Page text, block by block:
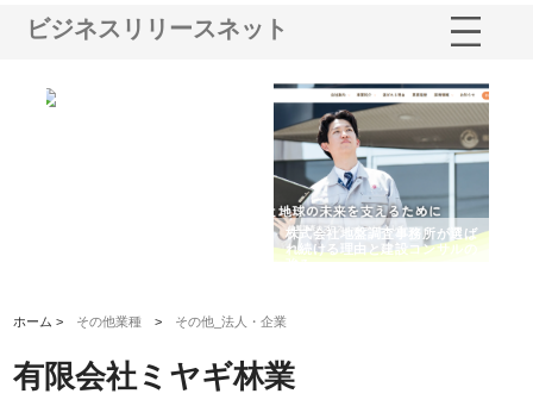
ビジネスリリースネット
株式会社地盤調査事務所が選ば
れ続ける理由と建設コンサルの
強み
ホーム > その他業種 > その他_法人・企業
有限会社ミヤギ林業